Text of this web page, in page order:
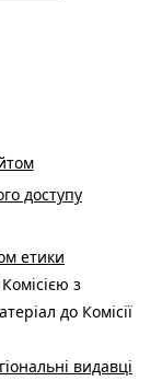
доступу
етики
з
до Комісії
видавці